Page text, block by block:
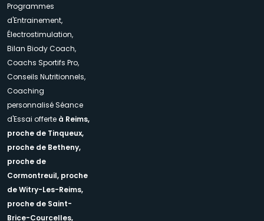
Programmes
d'Entrainement,
Électrostimulation,
Bilan Biody Coach,
Coachs Sportifs Pro,
Conseils Nutritionnels,
Coaching
personnalisé Séance
d'Essai offerte à Reims,
proche de Tinqueux,
proche de Betheny,
proche de
Cormontreuil, proche
de Witry-Les-Reims,
proche de Saint-